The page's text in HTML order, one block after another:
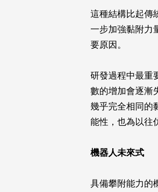
這種結構比起傳
一步加強黏附力
要原因。
研發過程中最重
數的增加會逐漸
幾乎完全相同的
能性，也為以往
機器人未來式
具備攀附能力的